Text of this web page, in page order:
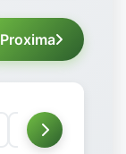
Proxima
5 6